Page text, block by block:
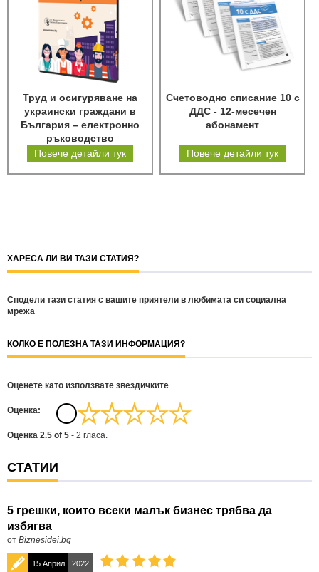
Труд и осигуряване на
украински граждани в
България – електронно
ръководство
Повече детайли тук
Счетоводно списание 10 с
ДДС - 12-месечен
абонамент
Повече детайли тук
ХАРЕСА ЛИ ВИ ТАЗИ СТАТИЯ?
Сподели тази статия с вашите приятели в любимата си социална
мрежа
КОЛКО Е ПОЛЕЗНА ТАЗИ ИНФОРМАЦИЯ?
Оценете като използвате звездичките
Oценка:
Оценка 2.5 of 5 - 2 гласа.
СТАТИИ
5 грешки, които всеки малък бизнес трябва да
избягва
от Biznesidei.bg
15 Април 2022